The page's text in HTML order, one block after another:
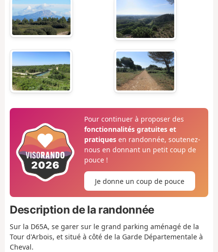
Pour continuer à proposer des
fonctionnalités gratuites et
pratiquesen randonnée, soutenez-
nous en donnant un petit coup de
pouce !
Je donne un coup de pouce
Description de la randonnée
Sur la D65A, se garer sur le grand parking aménagé de la
Tour d'Arbois, et situé à côté de la Garde Départementale à
Cheval.